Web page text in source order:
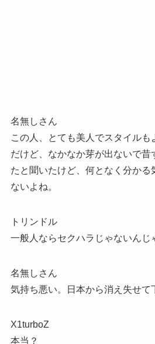
名無しさん
この人、とても美人でスタイルも
だけど、なかなか芽が出ないで昔
たと聞いたけど、何となく分かる
ないよね。
トリンドル
一般人ならセクハラじゃないんじ
名無しさん
気持ち悪い。日本から消え失せて
X1turboZ
本当？